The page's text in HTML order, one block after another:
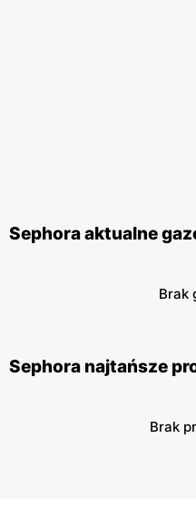
Sephora aktualne
Brak
Sephora najtańsze
Brak